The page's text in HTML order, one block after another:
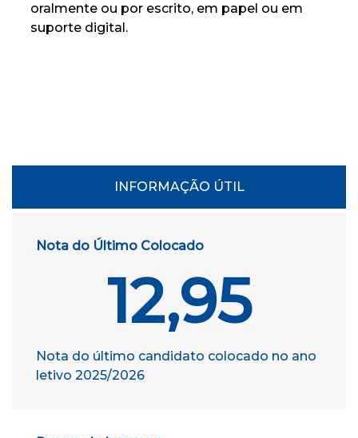
oralmente ou por escrito, em papel ou em
suporte digital.
INFORMAÇÃO ÚTIL
Nota do Último Colocado
12,95
Nota do último candidato colocado no ano
letivo 2025/2026